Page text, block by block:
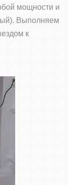
мощности и
Выполняем
к